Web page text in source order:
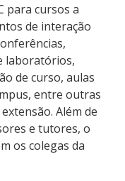
para cursos a
de interação
laboratórios,
de curso, aulas
entre outras
Além de
e tutores, o
os colegas da